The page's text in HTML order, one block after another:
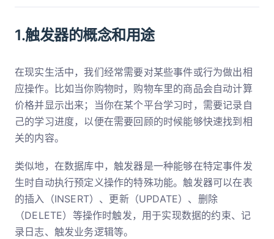
1.触发器的概念和用途
在现实生活中，我们经常需要对某些事件或行为做出相
应操作。比如当你购物时，购物车里的商品会自动计算
价格并显示出来；当你在某个平台学习时，需要记录自
己的学习进度，以便在需要回顾的时候能够快速找到相
关的内容。
类似地，在数据库中，触发器是一种能够在特定事件发
生时自动执行预定义操作的特殊功能。触发器可以在表
的插入（INSERT）、更新（UPDATE）、删除
（DELETE）等操作时触发，用于实现数据的约束、记
录日志、触发业务逻辑等。